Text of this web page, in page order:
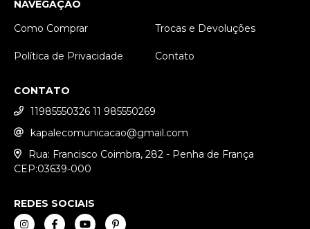
NAVEGAÇÃO
Como Comprar
Trocas e Devoluções
Política de Privacidade Contato
CONTATO
11985550326 11 985550269
kapalecomunicacao@gmail.com
Rua: Francisco Coimbra, 282 - Penha de França
CEP:03639-000
REDES SOCIAIS